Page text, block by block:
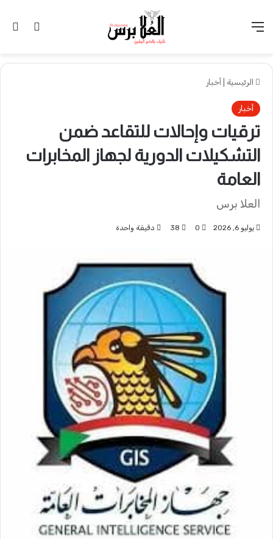
الرئيسية أخبار
أخبار
ترقيات وإحالات للتقاعد ضمن
التشكيلات الدورية لجهاز المخابرات
العامة
العلا برس
يوليو 6, 2026 0
38 دقيقة واحدة